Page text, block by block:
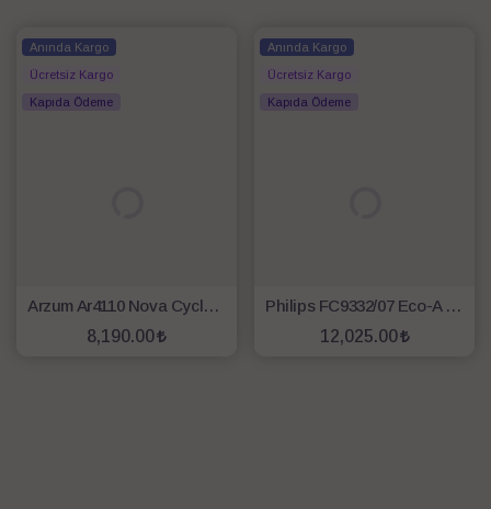
Anında Kargo
Ücretsiz Kargo
Kapıda Ödeme
Arzum Ar4110 Nova Cyclone Toz Torbasuız Elektrikli Süpürge
8,190.00
Anında Kargo
Ücretsiz Kargo
Kapıda Ödeme
Philips FC9332/07 Eco-A PowerPro Compact Süpürge + DST7022 Ütü Hediyeli
12,025.00